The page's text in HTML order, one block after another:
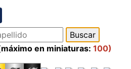
en miniaturas: 100)